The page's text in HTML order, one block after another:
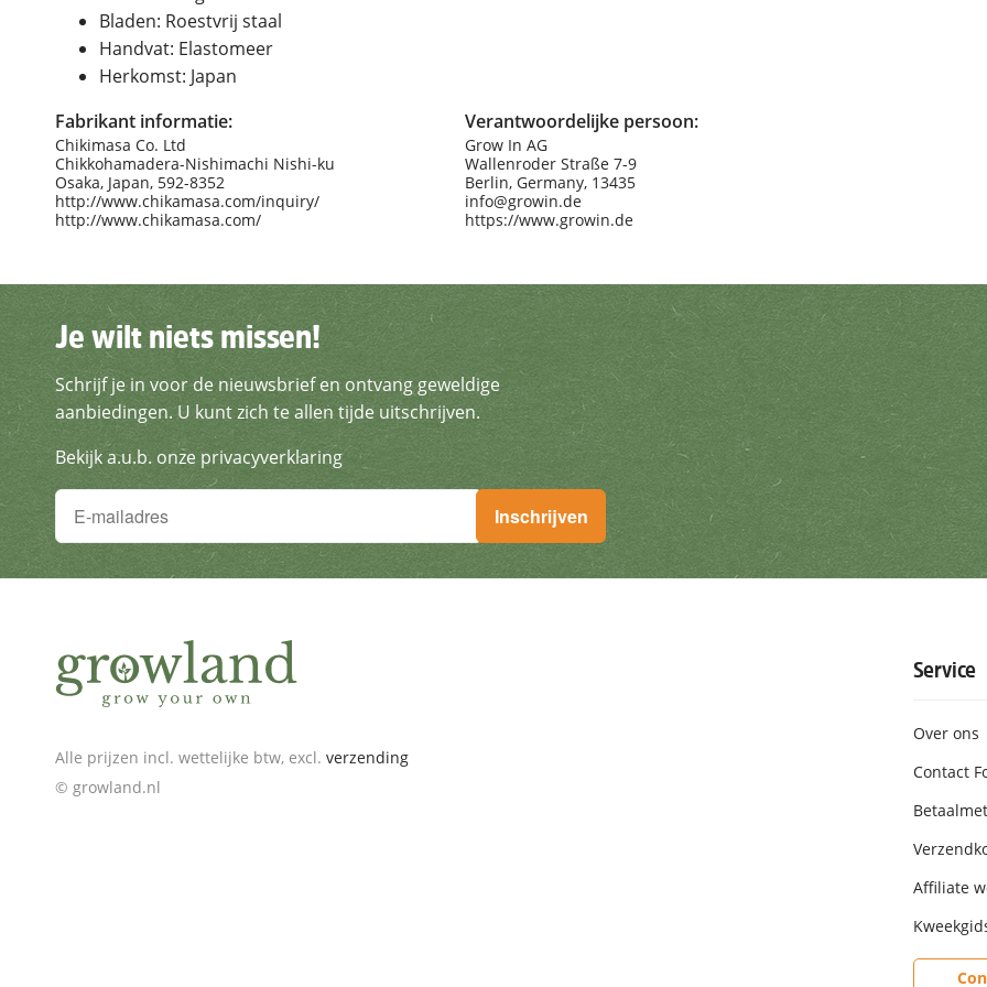
Bladen: Roestvrij staal
Handvat: Elastomeer
Herkomst: Japan
Fabrikant informatie:
Chikimasa Co. Ltd
Chikkohamadera-Nishimachi Nishi-ku
Osaka, Japan, 592-8352
http://www.chikamasa.com/inquiry/
http://www.chikamasa.com/
Verantwoordelijke persoon:
Grow In AG
Wallenroder Straße 7-9
Berlin, Germany, 13435
info@growin.de
https://www.growin.de
Je wilt niets missen!
Schrijf je in voor de nieuwsbrief en ontvang geweldige
Je wilt niets missen!
Schrijf je in voor de nieuwsbrief en ontvang geweldige
aanbiedingen. U kunt zich te allen tijde uitschrijven.
Bekijk a.u.b. onze privacyverklaring
Je wilt niets missen!
Schrijf je in voor de nieuwsbrief en ontvang geweldige aanbiedingen. U kunt zich te allen tijde uitschrijven.
Inschrijven
Alle prijzen incl. wettelijke btw, excl. verzending
© growland.nl
Service
Over ons
Contact
Affiliate